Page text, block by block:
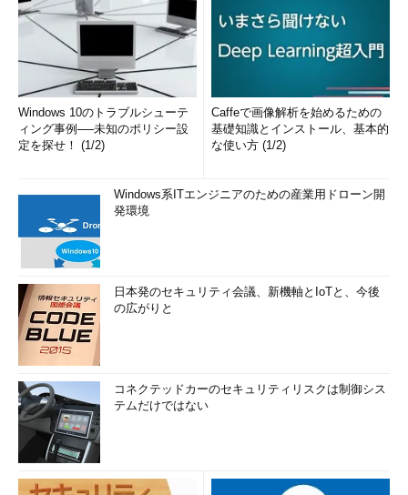
Windows 10のトラブルシューテ
ィング事例──未知のポリシー設
定を探せ！ (1/2)
Caffeで画像解析を始めるための
基礎知識とインストール、基本的
な使い方 (1/2)
Windows系ITエンジニアのための産業用ドローン開
発環境
日本発のセキュリティ会議、新機軸とIoTと、今後
の広がりと
コネクテッドカーのセキュリティリスクは制御シス
テムだけではない